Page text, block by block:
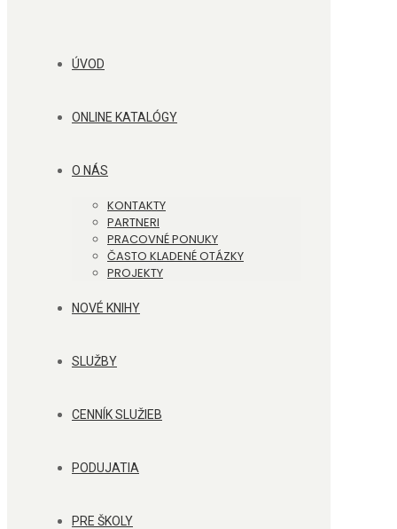
ÚVOD
ONLINE KATALÓGY
O NÁS
KONTAKTY
PARTNERI
PRACOVNÉ PONUKY
ČASTO KLADENÉ OTÁZKY
PROJEKTY
NOVÉ KNIHY
SLUŽBY
CENNÍK SLUŽIEB
PODUJATIA
PRE ŠKOLY